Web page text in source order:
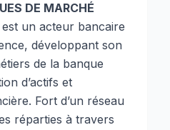
DE MARCHÉ
un acteur bancaire
développant son
de la banque
d’actifs et
Fort d’un réseau
réparties à travers